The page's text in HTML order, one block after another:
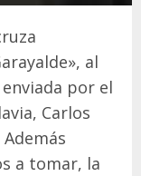
al
por el
Carlos
a tomar, la